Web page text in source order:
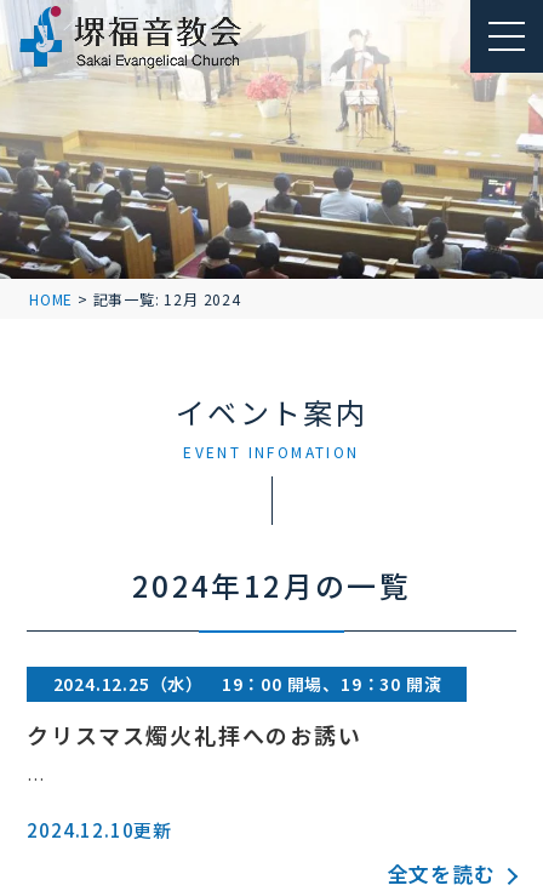
HOME > 記事一覧: 12月 2024
イベント案内
EVENT INFOMATION
2024年12月の一覧
2024.12.25（水） 19：00 開場、19：30 開演
クリスマス燭火礼拝へのお誘い
…
2024.12.10更新
全文を読む